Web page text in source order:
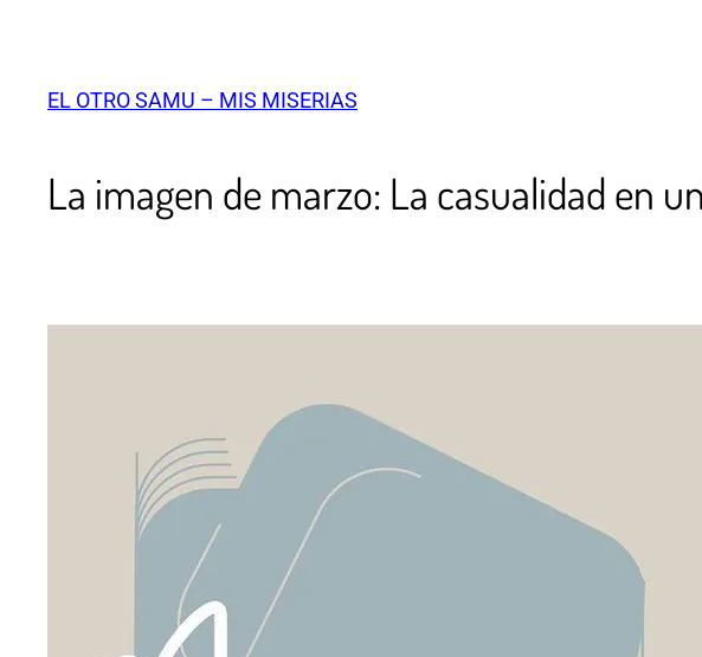
EL OTRO SAMU – MIS MISERIAS
La imagen de marzo: La casualidad en